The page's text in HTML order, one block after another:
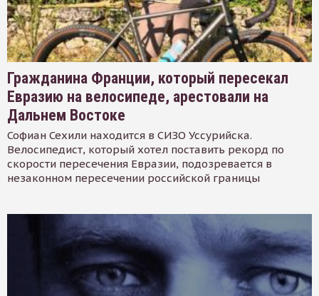
Гражданина Франции, который пересекал
Евразию на велосипеде, арестовали на
Дальнем Востоке
Софиан Сехили находится в СИЗО Уссурийска.
Велосипедист, который хотел поставить рекорд по
скорости пересечения Евразии, подозревается в
незаконном пересечении российской границы